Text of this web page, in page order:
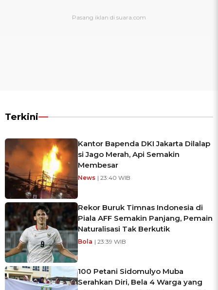
Terkini
Kantor Bapenda DKI Jakarta Dilalap
si Jago Merah, Api Semakin
Membesar
News | 23:40 WIB
Rekor Buruk Timnas Indonesia di
Piala AFF Semakin Panjang, Pemain
Naturalisasi Tak Berkutik
Bola | 23:39 WIB
100 Petani Sidomulyo Muba
Serahkan Diri, Bela 4 Warga yang